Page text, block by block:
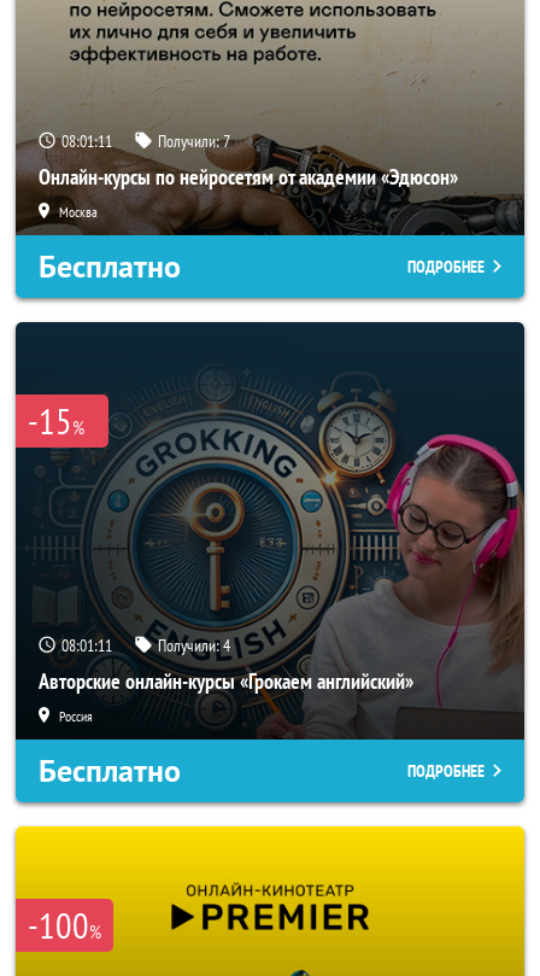
08:01:08 Получили:7
Онлайн-курсы по нейросетям от академии «Эдюсон»
Москва
Бесплатно ПОДРОБНЕЕ
-15%
08:01:08 Получили:4
Авторские онлайн-курсы «Грокаем английский»
Россия
Бесплатно ПОДРОБНЕЕ
-100%